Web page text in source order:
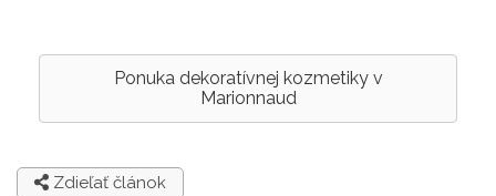
Ponuka dekoratívnej kozmetiky v
Marionnaud
Zdieľať článok